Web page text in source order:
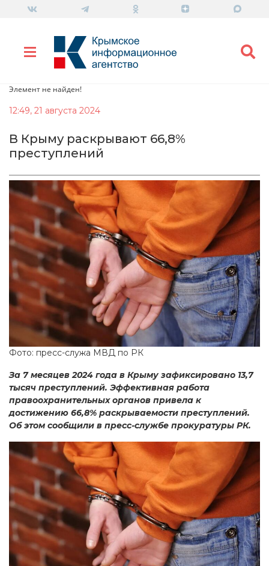
Элемент не найден!
12:49, 21 августа 2024
В Крыму раскрывают 66,8%
преступлений
Фото: пресс-служа МВД по РК
За 7 месяцев 2024 года в Крыму зафиксировано 13,7
тысяч преступлений. Эффективная работа
правоохранительных органов привела к
достижению 66,8% раскрываемости преступлений.
Об этом сообщили в пресс-службе прокуратуры РК.